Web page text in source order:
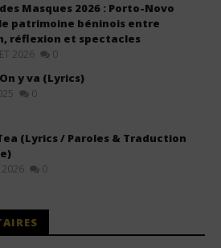
Masques 2026 : Porto-Novo
patrimoine béninois entre
réflexion et spectacles
2026 0
y va (Lyrics)
0
(Lyrics / Paroles & Traduction
2026 0